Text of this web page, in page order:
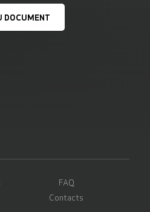
DOCUMENT
FAQ
Contacts